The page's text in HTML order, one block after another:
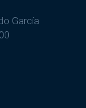
García